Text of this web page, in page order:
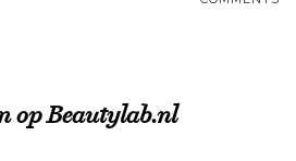
op Beautylab.nl